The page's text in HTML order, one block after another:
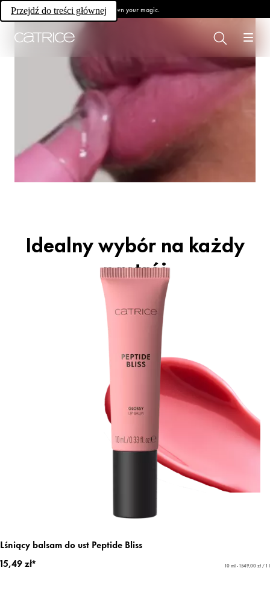
Przejdź do treści głównej Own your magic.
Wszystko dla ust.
Dla wszystkich
Lip Lovers.
Idealny wybór na każdy
nastrój
Lśniący balsam do ust Peptide Bliss
15,49 zł*
10 ml - 1549,00 zł / 1 l